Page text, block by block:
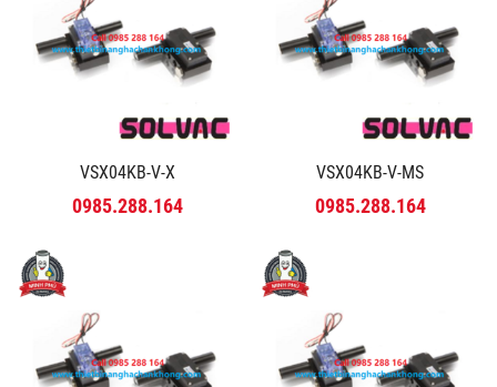
VSX04KB-V-X
0985.288.164
VSX04KB-V-MS
0985.288.164